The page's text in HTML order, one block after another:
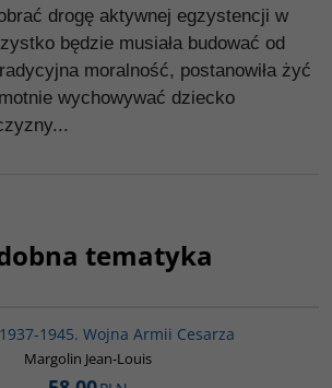
drogę aktywnej egzystencji w
będzie musiała budować od
moralność, postanowiła żyć
wychowywać dziecko
tematyka
1945. Wojna Armii Cesarza
Margolin Jean-Louis